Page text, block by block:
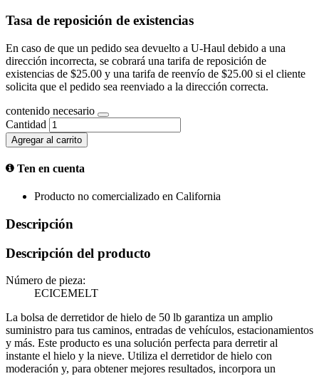
Tasa de reposición de existencias
En caso de que un pedido sea devuelto a U-Haul debido a una
dirección incorrecta, se cobrará una tarifa de reposición de
existencias de $25.00 y una tarifa de reenvío de $25.00 si el cliente
solicita que el pedido sea reenviado a la dirección correcta.
contenido necesario
Cantidad
Agregar al carrito
Ten en cuenta
Producto no comercializado en California
Descripción
Descripción del producto
Número de pieza:
ECICEMELT
La bolsa de derretidor de hielo de 50 lb garantiza un amplio
suministro para tus caminos, entradas de vehículos, estacionamientos
y más. Este producto es una solución perfecta para derretir al
instante el hielo y la nieve. Utiliza el derretidor de hielo con
moderación y, para obtener mejores resultados, incorpora un